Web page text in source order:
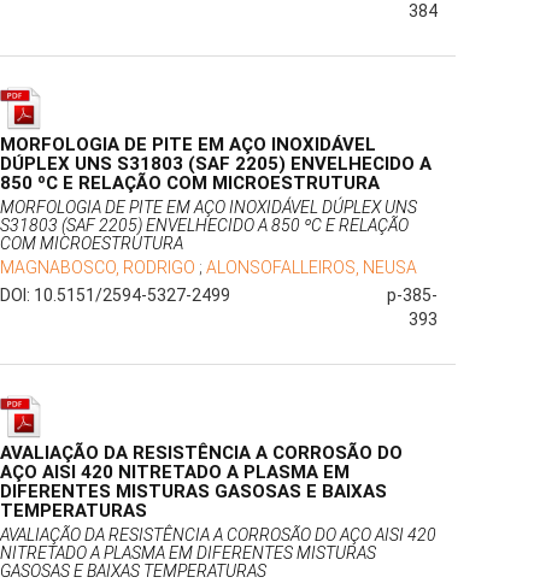
384
MORFOLOGIA DE PITE EM AÇO INOXIDÁVEL
DÚPLEX UNS S31803 (SAF 2205) ENVELHECIDO A
850 ºC E RELAÇÃO COM MICROESTRUTURA
MORFOLOGIA DE PITE EM AÇO INOXIDÁVEL DÚPLEX UNS
S31803 (SAF 2205) ENVELHECIDO A 850 ºC E RELAÇÃO
COM MICROESTRUTURA
MAGNABOSCO, RODRIGO ; ALONSOFALLEIROS, NEUSA
DOI: 10.5151/2594-5327-2499
p-385-
393
AVALIAÇÃO DA RESISTÊNCIA A CORROSÃO DO
AÇO AISI 420 NITRETADO A PLASMA EM
DIFERENTES MISTURAS GASOSAS E BAIXAS
TEMPERATURAS
AVALIAÇÃO DA RESISTÊNCIA A CORROSÃO DO AÇO AISI 420
NITRETADO A PLASMA EM DIFERENTES MISTURAS
GASOSAS E BAIXAS TEMPERATURAS